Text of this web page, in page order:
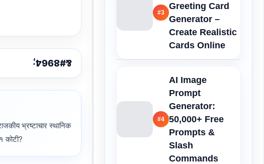
भ्रष्टाचार स्थानिक
कोटी?
#3
Greeting Card
Generator –
Create Realistic
Cards Online
#4
AI Image
Prompt
Generator:
50,000+ Free
Prompts &
Slash
Commands